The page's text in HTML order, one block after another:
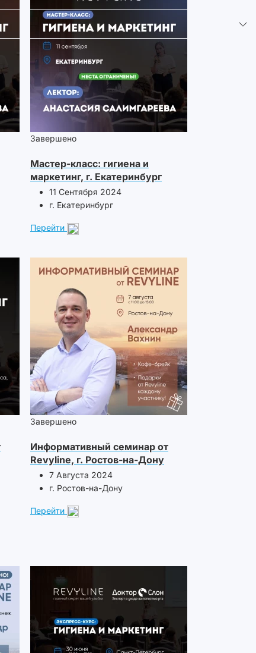
Завершено
Мастер-класс: гигиена и
маркетинг, г. Екатеринбург
11 Сентября 2024
г. Екатеринбург
Перейти
Завершено
Информативный семинар от
Revyline, г. Ростов-на-Дону
7 Августа 2024
г. Ростов-на-Дону
Перейти